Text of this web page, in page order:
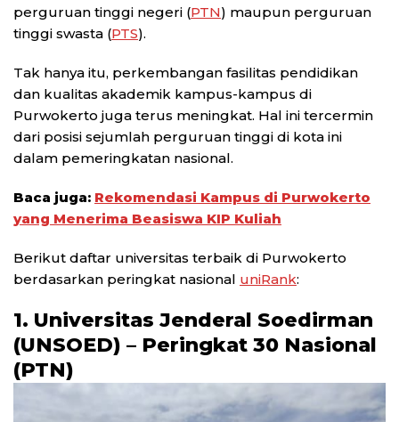
perguruan tinggi negeri (PTN) maupun perguruan
tinggi swasta (PTS).
Tak hanya itu, perkembangan fasilitas pendidikan
dan kualitas akademik kampus-kampus di
Purwokerto juga terus meningkat. Hal ini tercermin
dari posisi sejumlah perguruan tinggi di kota ini
dalam pemeringkatan nasional.
Baca juga: Rekomendasi Kampus di Purwokerto
yang Menerima Beasiswa KIP Kuliah
Berikut daftar universitas terbaik di Purwokerto
berdasarkan peringkat nasional uniRank:
1. Universitas Jenderal Soedirman
(UNSOED) – Peringkat 30 Nasional
(PTN)